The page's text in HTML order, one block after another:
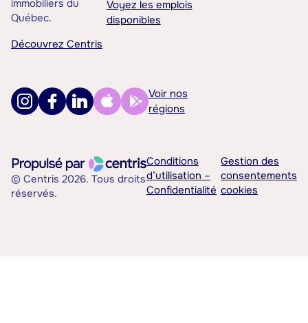
immobiliers du
Québec.
Découvrez Centris
Voyez les emplois
disponibles
Voir nos
régions
© Centris 2026. Tous droits
réservés.
Conditions
d’utilisation –
Confidentialité
Gestion des
consentements
cookies